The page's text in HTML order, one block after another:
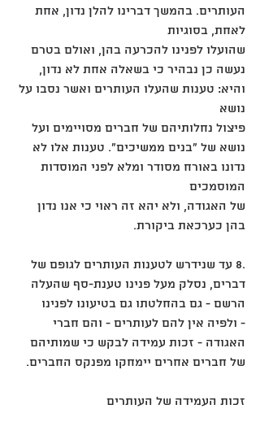
העותרים. בהמשך דברינו להלן נדון, אחת
לאחת, בסוגיות
שהועלו לפנינו להכרעה בהן, ואולם בטרם
נעשה כן נבהיר כי בשאלה אחת לא נדון,
והיא: טענות שהעלו העותרים ואשר נסבו על
נושא
פיצול נחלותיהם של חברים מסויימים ועל
נושא של "בנים ממשיכים". טענות אלו לא
נדונו באורח מסודר ומלא לפני המוסדות
המוסמכים
של האגודה, ולא יהא זה ראוי כי אנו נדון
בהן כערכאת ביקורת.
.8 עד שנידרש לטענות העותרים לגופם של
דברים, נסלק מעל פנינו טענת-סף שהעלה
הרשם - גם בהחלטתו גם בטיעונו לפנינו
- ולפיה אין להם לעותרים - והם חברי
האגודה - זכות עמידה לבקש כי שמותיהם
של חברים אחרים יימחקו מפנקס החברים.
זכות העמידה של העותרים